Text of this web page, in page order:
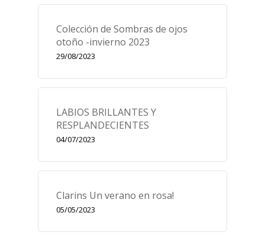
Colección de Sombras de ojos
otoño -invierno 2023
29/08/2023
LABIOS BRILLANTES Y
RESPLANDECIENTES
04/07/2023
Clarins Un verano en rosa!
05/05/2023